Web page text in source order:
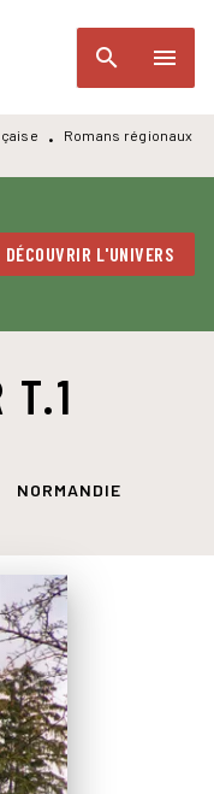
search menu
•
Romans régionaux
DÉCOUVRIR L'UNIVERS
T.1
NORMANDIE